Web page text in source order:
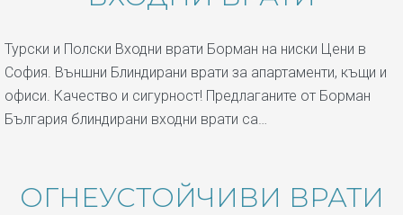
Турски и Полски Входни врати Борман на ниски Цени в
София. Външни Блиндирани врати за апартаменти, къщи и
офиси. Качество и сигурност! Предлаганите от Борман
България блиндирани входни врати са…
ОГНЕУСТОЙЧИВИ ВРАТИ